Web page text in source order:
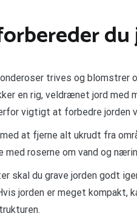
trives og
en rig, veldrænet jord med
vigtigt at forbedre jorden
at fjerne alt ukrudt fra
med roserne om vand og
skal du grave jorden godt
jorden er meget